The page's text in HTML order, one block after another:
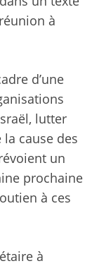
à
d’une
lutter
cause des
un
prochaine
à ces
à